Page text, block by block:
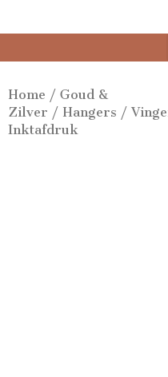
Home / Goud &
Zilver / Hangers /
Inktafdruk